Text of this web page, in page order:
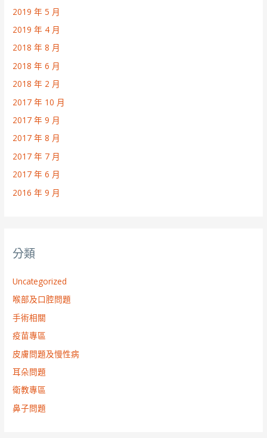
2019 年 5 月
2019 年 4 月
2018 年 8 月
2018 年 6 月
2018 年 2 月
2017 年 10 月
2017 年 9 月
2017 年 8 月
2017 年 7 月
2017 年 6 月
2016 年 9 月
分類
Uncategorized
喉部及口腔問題
手術相關
疫苗專區
皮膚問題及慢性病
耳朵問題
衛教專區
鼻子問題